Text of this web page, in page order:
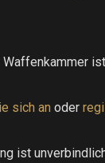
sich an oder
ist